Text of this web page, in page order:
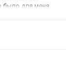
было для меня